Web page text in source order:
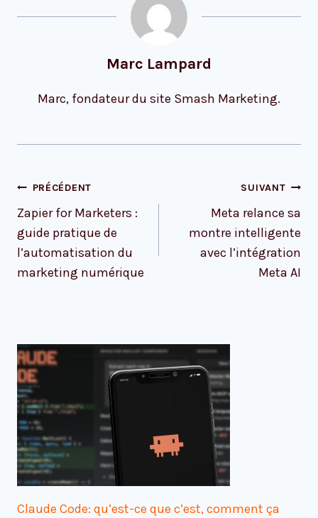
Marc Lampard
Marc, fondateur du site Smash Marketing.
Navigation
l’article
PRÉCÉDENT
Zapier for Marketers :
guide pratique de
l’automatisation du
marketing numérique
SUIVANT
Meta relance sa
montre intelligente
avec l’intégration
Meta AI
Claude Code: qu’est-ce que c’est, comment ça